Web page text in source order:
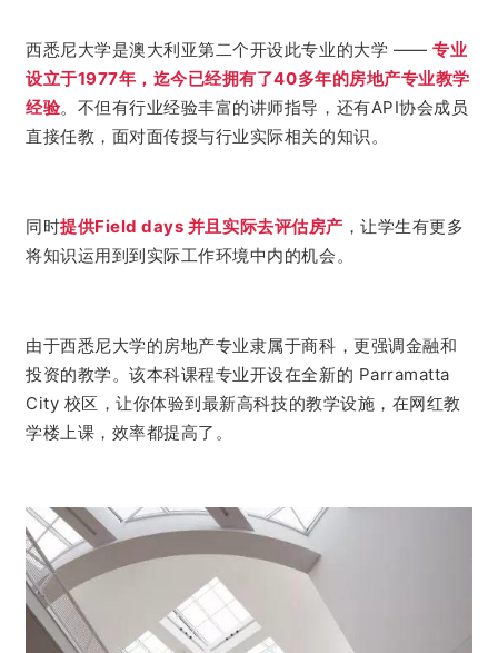
西悉尼大学是澳大利亚第二个开设此专业的大学 ——专业
设立于1977年，迄今已经拥有了40多年的房地产专业教学
经验。不但有行业经验丰富的讲师指导，还有API协会成员
直接任教， 面对面传授与行业实际相关的知识。
同时提供Field days 并且实际去评估房产 ，让学生有更多
将知识运用到到实际工作环境中内的机会。
由于西悉尼大学的房地产专业隶属于商科，更强调金融和
投资的教学。该本科课程专业开设在全新的 Parramatta
City 校区，让你体验到最新高科技的教学设施，在网红教
学楼上课，效率都提高了。